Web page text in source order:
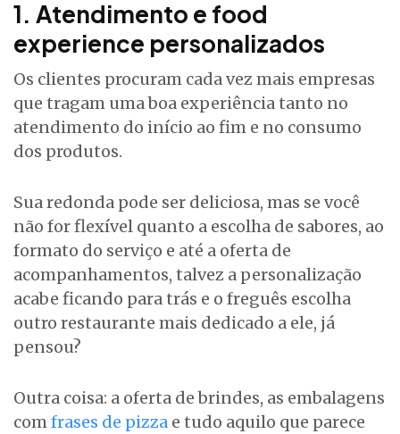
1. Atendimento e food
experience personalizados
Os clientes procuram cada vez mais empresas
que tragam uma boa experiência tanto no
atendimento do início ao fim e no consumo
dos produtos.
Sua redonda pode ser deliciosa, mas se você
não for flexível quanto a escolha de sabores, ao
formato do serviço e até a oferta de
acompanhamentos, talvez a personalização
acabe ficando para trás e o freguês escolha
outro restaurante mais dedicado a ele, já
pensou?
Outra coisa: a oferta de brindes, as embalagens
comfrases de pizza e tudo aquilo que parece